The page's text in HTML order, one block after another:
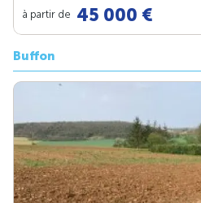
à partir de 45 000 €
Buffon